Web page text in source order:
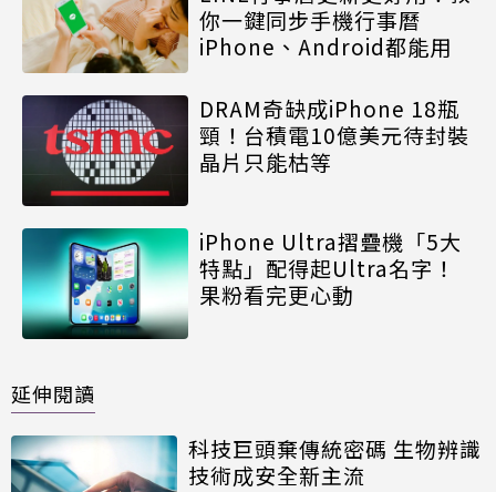
你一鍵同步手機行事曆
iPhone、Android都能用
DRAM奇缺成iPhone 18瓶
頸！台積電10億美元待封裝
晶片只能枯等
iPhone Ultra摺疊機「5大
特點」配得起Ultra名字！
果粉看完更心動
延伸閱讀
科技巨頭棄傳統密碼 生物辨識
技術成安全新主流